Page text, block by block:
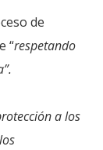
de
“respetando
a los